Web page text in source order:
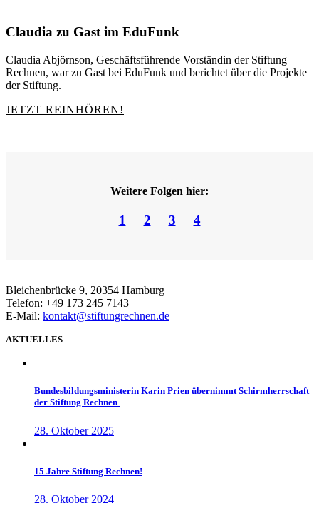
Claudia zu Gast im EduFunk
Claudia Abjörnson, Geschäftsführende Vorständin der Stiftung
Rechnen, war zu Gast bei EduFunk und berichtet über die Projekte
der Stiftung.
JETZT REINHÖREN!
Weitere Folgen hier:
1 2 3 4
Bleichenbrücke 9, 20354 Hamburg
Telefon: +49 173 245 7143
E-Mail: kontakt@stiftungrechnen.de
AKTUELLES
Bundesbildungsministerin Karin Prien übernimmt Schirmherrschaft
der Stiftung Rechnen
28. Oktober 2025
15 Jahre Stiftung Rechnen!
28. Oktober 2024